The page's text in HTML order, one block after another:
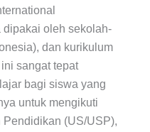
dipakai oleh sekolah-
dan kurikulum
sangat tepat
bagi siswa yang
untuk mengikuti
(US/USP),